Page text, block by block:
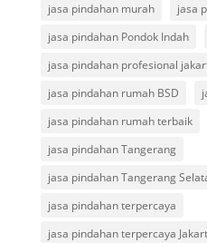
jasa pindahan murah
jasa
jasa pindahan Pondok Indah
jasa pindahan profesional
jasa pindahan rumah BSD
jasa pindahan rumah terbaik
jasa pindahan Tangerang
jasa pindahan Tangerang
jasa pindahan terpercaya
jasa pindahan terpercaya